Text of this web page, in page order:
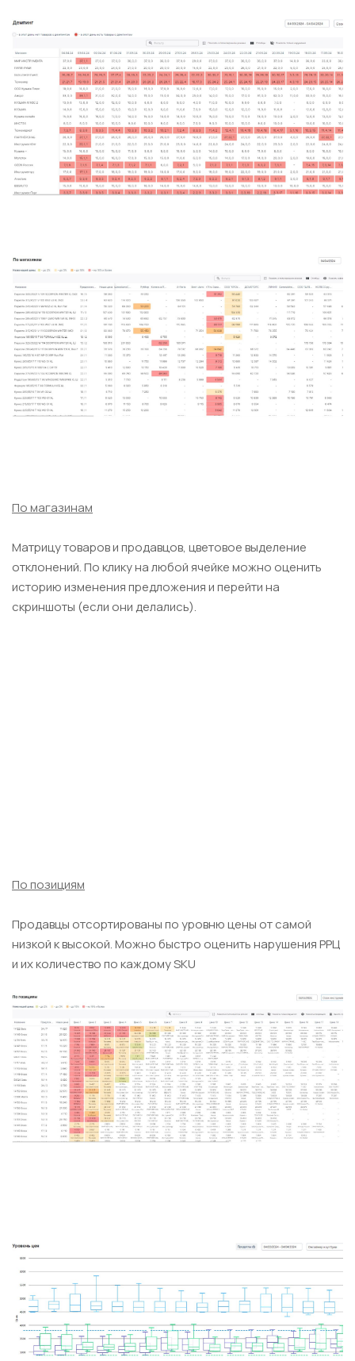
По магазинам
Матрицу товаров и продавцов, цветовое выделение
отклонений. По клику на любой ячейке можно оценить
историю изменения предложения и перейти на
скриншоты (если они делались).
По позициям
Продавцы отсортированы по уровню цены от самой
низкой к высокой. Можно быстро оценить нарушения РРЦ
и их количество по каждому SKU